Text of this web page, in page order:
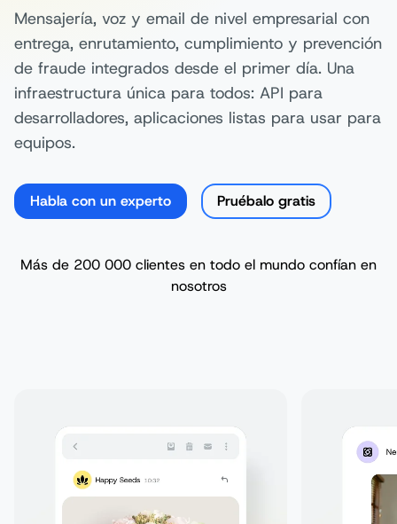
Mensajería, voz y email de nivel empresarial con
entrega, enrutamiento, cumplimiento y prevención
de fraude integrados desde el primer día. Una
infraestructura única para todos: API para
desarrolladores, aplicaciones listas para usar para
equipos.
Habla con un experto Pruébalo gratis
Más de 200 000 clientes en todo el mundo confían en
nosotros